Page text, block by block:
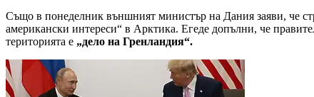
Също в понеделник външният министър на Дания заяви, че
американски интереси“ в Арктика. Егеде допълни, че
територията е „дело на Гренландия“.